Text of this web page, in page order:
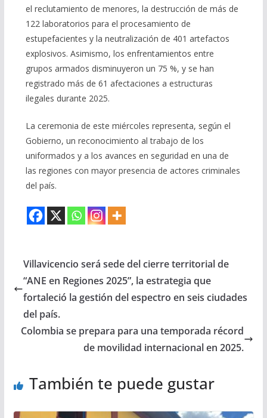
el reclutamiento de menores, la destrucción de más de
122 laboratorios para el procesamiento de
estupefacientes y la neutralización de 401 artefactos
explosivos. Asimismo, los enfrentamientos entre
grupos armados disminuyeron un 75 %, y se han
registrado más de 61 afectaciones a estructuras
ilegales durante 2025.
La ceremonia de este miércoles representa, según el
Gobierno, un reconocimiento al trabajo de los
uniformados y a los avances en seguridad en una de
las regiones con mayor presencia de actores criminales
del país.
Villavicencio será sede del cierre territorial de
“ANE en Regiones 2025”, la estrategia que
fortaleció la gestión del espectro en seis ciudades
del país.
Colombia se prepara para una temporada récord
de movilidad internacional en 2025.
También te puede gustar